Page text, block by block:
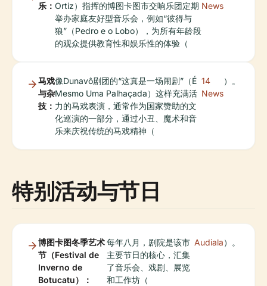
乐： Ortiz）指挥的博图卡图市交响乐团定期
举办家庭友好型音乐会，例如“彼得与
狼”（Pedro e o Lobo），为所有年龄段
的观众提供教育性和娱乐性的体验（
News
马戏
与杂
技：
像Dunavô剧团的“这真是一场闹剧”（É
Mesmo Uma Palhaçada）这样充满活
力的马戏表演，通常作为国家赞助的文
化巡演的一部分，通过小丑、魔术和音
乐来庆祝传统的马戏精神（
14
News
）。
特别活动与节日
博图卡图冬季艺术
节（Festival de
Inverno de
Botucatu）：
每年八月，剧院是该市
主要节日的核心，汇集
了音乐会、戏剧、展览
和工作坊（
Audiala）。